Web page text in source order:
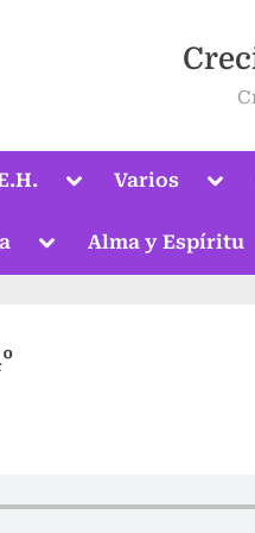
Alternar
Varios
AlternarAlma y Espíritu